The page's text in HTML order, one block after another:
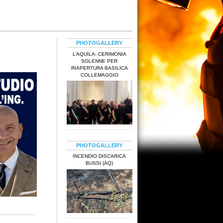
PHOTOGALLERY
L’AQUILA: CERIMONIA
SOLENNE PER
RIAPERTURA BASILICA
COLLEMAGGIO
PHOTOGALLERY
INCENDIO DISCARICA
BUSSI (AQ)